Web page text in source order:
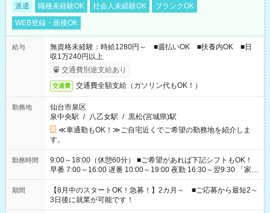
派遣 職種未経験OK 社会人未経験OK
ブランクOK
WEB登録・面接OK
給与
無資格未経験：時給1280円～ ■週払いOK ■扶養内OK ■日
収1万240円以上
交通費別途支給あり
交通費 交通費全額支給（ガソリン代もOK！）
勤務地
仙台市泉区
泉中央駅 / 八乙女駅 / 黒松(宮城県)駅
≪車通勤もOK！≫ご自宅近くでご希望の勤務地を紹介しま
す。
勤務時間
9:00～18:00（休憩60分） ■ご希望があれば下記シフトもOK！
早番 7:00～16:00 遅番 10:00～19:00 夜勤 16:30～翌9:30 「家族
と休みを合わせたい」 「余裕を持って夕飯の準備がしたい」
「できれば残業はしたくない」 など、ご希望を教えてください
ね。 ※Wワーク希望の方へ 今ご覧のお仕事で希望する勤務時間
と、もう1つのお仕事の勤務時間。 合計で週40時間を超える場
期間
【8月中のスタートOK！急募！】2カ月～ ■ご応募から最短2～
3日後に就業が可能です！